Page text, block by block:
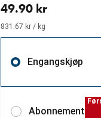
49.90 kr
831.67 kr / kg
Engangskjøp
Abonnement